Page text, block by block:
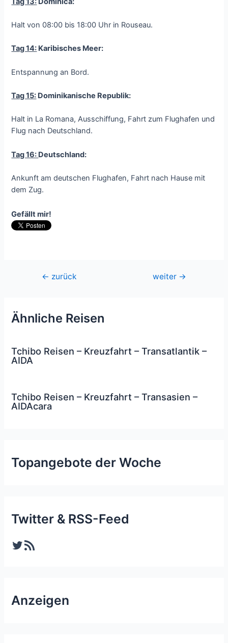
Halt von 08:00 bis 18:00 Uhr in Rouseau.
Tag 14: Karibisches Meer:
Entspannung an Bord.
Tag 15: Dominikanische Republik:
Halt in La Romana, Ausschiffung, Fahrt zum Flughafen und
Flug nach Deutschland.
Tag 16: Deutschland:
Ankunft am deutschen Flughafen, Fahrt nach Hause mit
dem Zug.
Gefällt mir!
Beitragsnavigation
← zurück weiter →
Ähnliche Reisen
Tchibo Reisen – Kreuzfahrt – Transatlantik –
AIDA
Tchibo Reisen – Kreuzfahrt – Transasien –
AIDAcara
Topangebote der Woche
Twitter & RSS-Feed
Twitter RSS-Feed
Anzeigen